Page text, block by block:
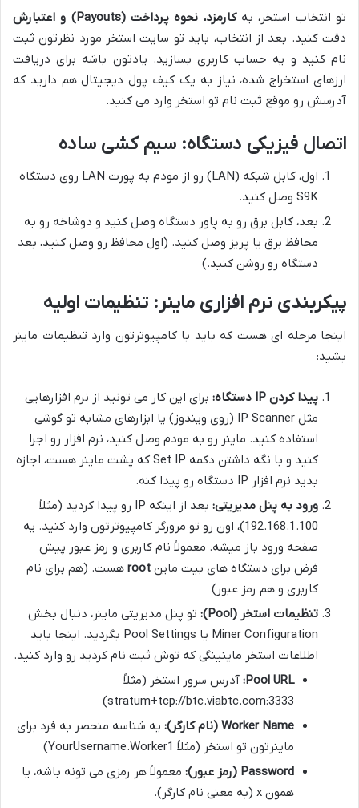
تو انتخاب استخر، بهکارمزد، نحوه پرداخت (Payouts) و اعتبارش
دقت کنید. بعد از انتخاب، باید تو سایت استخر مورد نظرتون ثبت
نام کنید و یه حساب کاربری بسازید. یادتون باشه برای دریافت
ارزهای استخراج شده، نیاز به یک کیف پول دیجیتال هم دارید که
آدرسش رو موقع ثبت نام تو استخر وارد می کنید.
اتصال فیزیکی دستگاه: سیم کشی ساده
اول، کابل شبکه (LAN) رو از مودم به پورت LAN روی دستگاه
S9K وصل کنید.
بعد، کابل برق رو به پاور دستگاه وصل کنید و دوشاخه رو به
محافظ برق یا پریز وصل کنید. (اول محافظ رو وصل کنید، بعد
دستگاه رو روشن کنید.)
پیکربندی نرم افزاری ماینر: تنظیمات اولیه
اینجا مرحله ای هست که باید با کامپیوترتون وارد تنظیمات ماینر
بشید:
پیدا کردن IP دستگاه:
برای این کار می تونید از نرم افزارهایی
مثل IP Scanner (روی ویندوز) یا ابزارهای مشابه تو گوشی
استفاده کنید. ماینر رو به مودم وصل کنید، نرم افزار رو اجرا
کنید و با نگه داشتن دکمه Set IP که پشت ماینر هست، اجازه
بدید نرم افزار IP دستگاه رو پیدا کنه.
ورود به پنل مدیریتی:
بعد از اینکه IP رو پیدا کردید (مثلاً
192.168.1.100)، اون رو تو مرورگر کامپیوترتون وارد کنید. یه
صفحه ورود باز میشه. معمولاً نام کاربری و رمز عبور پیش
فرض برای دستگاه های بیت ماین root هست. (هم برای نام
کاربری و هم رمز عبور)
تنظیمات استخر (Pool):
تو پنل مدیریتی ماینر، دنبال بخش
Miner Configuration یا Pool Settings بگردید. اینجا باید
اطلاعات استخر ماینینگی که توش ثبت نام کردید رو وارد کنید.
Pool URL: آدرس سرور استخر (مثلاً
stratum+tcp://btc.viabtc.com:3333)
Worker Name (نام کارگر):
یه شناسه منحصر به فرد برای
ماینرتون تو استخر (مثلاً YourUsername.Worker1)
Password (رمز عبور):
معمولاً هر رمزی می تونه باشه، یا
همون x (به معنی نام کارگر).